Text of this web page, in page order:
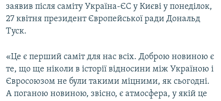
заявив після саміту Україна-ЄС у Києві у понеділок,
27 квітня президент Європейської ради Дональд
Туск.
«Це є перший саміт для нас всіх. Доброю новиною є
те, що ще ніколи в історії відносини між Україною і
Євросоюзом не були такими міцними, як сьогодні.
А поганою новиною, звісно, є атмосфера, у якій це